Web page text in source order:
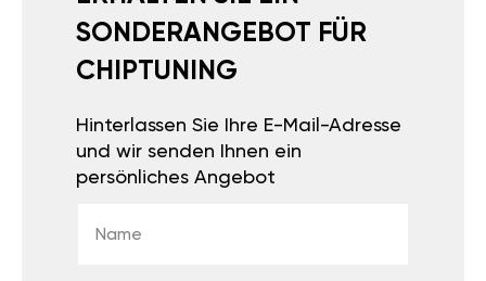
SONDERANGEBOT FÜR
CHIPTUNING
Hinterlassen Sie Ihre E-Mail-Adresse
und wir senden Ihnen ein
persönliches Angebot